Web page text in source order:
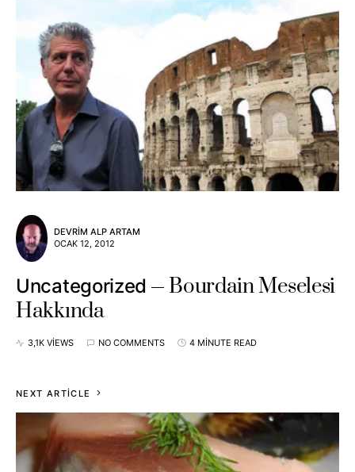
DEVRIM ALP ARTAM
OCAK 12, 2012
Uncategorized
Bourdain Meselesi
Hakkında
3,1K VIEWS NO COMMENTS 4 MINUTE READ
NEXT ARTICLE